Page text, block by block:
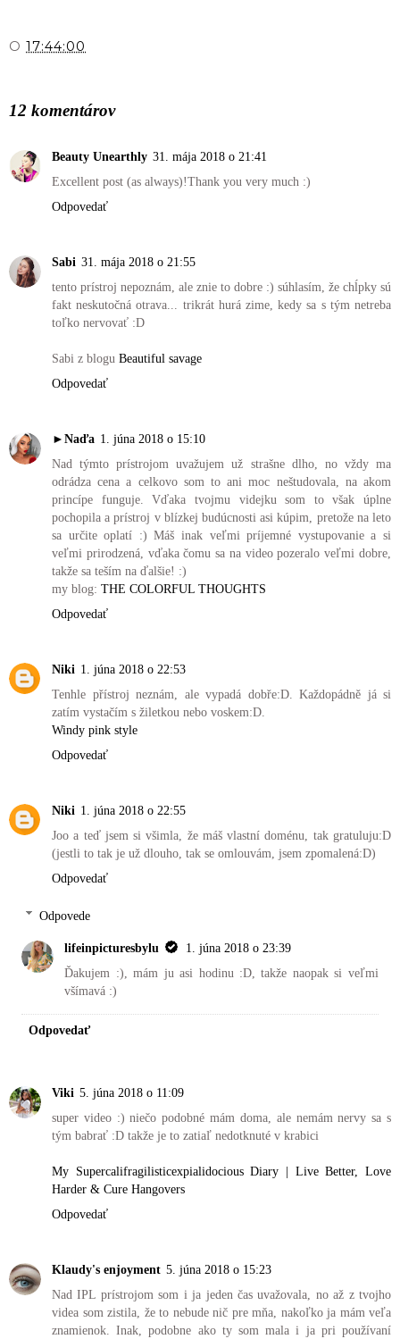
O 17:44:00
12 komentárov
Beauty Unearthly 31. mája 2018 o 21:41
Excellent post (as always)!Thank you very much :)
Odpovedať
Sabi 31. mája 2018 o 21:55
tento prístroj nepoznám, ale znie to dobre :) súhlasím, že chĺpky sú
fakt neskutočná otrava... trikrát hurá zime, kedy sa s tým netreba
toľko nervovať :D
Sabi z blogu Beautiful savage
Odpovedať
►Naďa 1. júna 2018 o 15:10
Nad týmto prístrojom uvažujem už strašne dlho, no vždy ma
odrádza cena a celkovo som to ani moc neštudovala, na akom
princípe funguje. Vďaka tvojmu videjku som to však úplne
pochopila a prístroj v blízkej budúcnosti asi kúpim, pretože na leto
sa určite oplatí :) Máš inak veľmi príjemné vystupovanie a si
veľmi prirodzená, vďaka čomu sa na video pozeralo veľmi dobre,
takže sa teším na ďalšie! :)
my blog: THE COLORFUL THOUGHTS
Odpovedať
Niki 1. júna 2018 o 22:53
Tenhle přístroj neznám, ale vypadá dobře:D. Každopádně já si
zatím vystačím s žiletkou nebo voskem:D.
Windy pink style
Odpovedať
Niki 1. júna 2018 o 22:55
Joo a teď jsem si všimla, že máš vlastní doménu, tak gratuluju:D
(jestli to tak je už dlouho, tak se omlouvám, jsem zpomalená:D)
Odpovedať
Odpovede
lifeinpicturesbylu
1. júna 2018 o 23:39
Ďakujem :), mám ju asi hodinu :D, takže naopak si veľmi
všímavá :)
Odpovedať
Viki 5. júna 2018 o 11:09
super video :) niečo podobné mám doma, ale nemám nervy sa s
tým babrať :D takže je to zatiaľ nedotknuté v krabici
My Supercalifragilisticexpialidocious Diary | Live Better, Love
Harder & Cure Hangovers
Odpovedať
Klaudy's enjoyment 5. júna 2018 o 15:23
Nad IPL prístrojom som i ja jeden čas uvažovala, no až z tvojho
videa som zistila, že to nebude nič pre mňa, nakoľko ja mám veľa
znamienok. Inak, podobne ako ty som mala i ja pri používaní